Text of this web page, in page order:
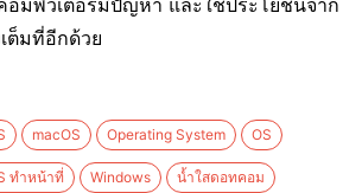
อมพิวเตอร์มีปัญหา และใช้ประโยชน์จาก
ต็มที่อีกด้วย
macOS Operating System OS
ทำหน้าที่ Windows น้ำใสดอทคอม